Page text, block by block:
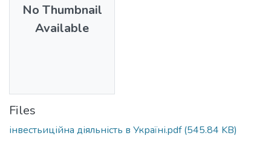
No Thumbnail
Available
Files
інвестьиційна діяльність в Україні.pdf (545.84 KB)